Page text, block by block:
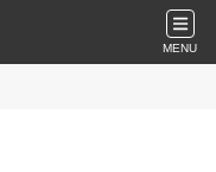
MENU